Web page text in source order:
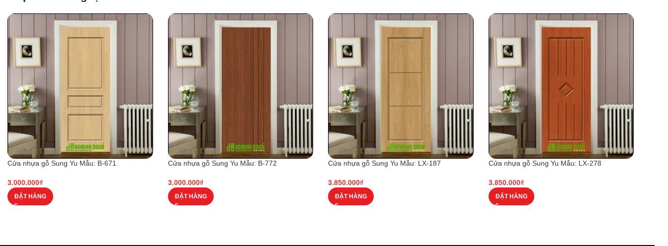
Cửa nhựa gỗ Sung Yu Mẫu: B-671
3.000.000₫
ĐẶT HÀNG
Cửa nhựa gỗ Sung Yu Mẫu: B-772
3.000.000₫
ĐẶT HÀNG
Cửa nhựa gỗ Sung Yu Mẫu: LX-187
3.850.000₫
ĐẶT HÀNG
Cửa nhựa gỗ Sung Yu Mẫu: LX-278
3.850.000₫
ĐẶT HÀNG